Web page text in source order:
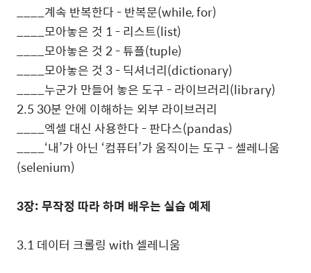
____계속 반복한다-반복문(while, for)
____모아놓은 것 1 -리스트(list)
____모아놓은 것 2 -튜플(tuple)
____모아놓은 것 3 -딕셔너리(dictionary)
____누군가 만들어 놓은 도구-라이브러리(library)
2.5 30분 안에 이해하는 외부 라이브러리
____엑셀 대신 사용한다-판다스(pandas)
____‘내’가 아닌 ‘컴퓨터’가 움직이는 도구-셀레니움
(selenium)
3장:무작정 따라 하며 배우는 실습 예제
3.1 데이터 크롤링 with 셀레니움